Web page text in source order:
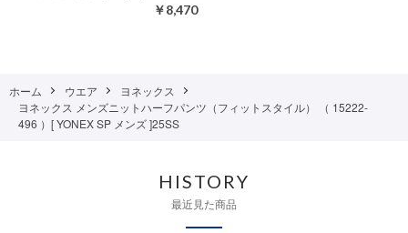
￥8,470
ホーム ウエア
ヨネックス
ヨネックス メンズニットハーフパンツ（フィットスタイル） （ 15222-
496 ）[ YONEX SP メンズ ]25SS
HISTORY
最近見た商品